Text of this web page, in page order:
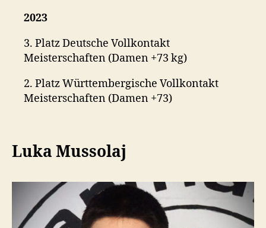
2023
3. Platz Deutsche Vollkontakt
Meisterschaften (Damen +73 kg)
2. Platz Württembergische Vollkontakt
Meisterschaften (Damen +73)
Luka Mussolaj